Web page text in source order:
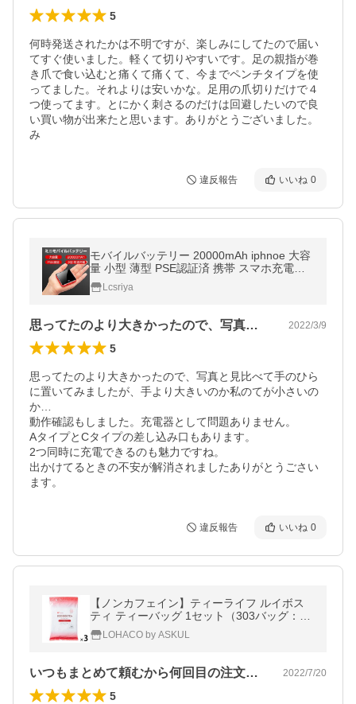
5
何時発送されたかは不明ですが、楽しみにしてたので届い
てすぐ使いました。軽くて切りやすいです。足の親指が巻
き爪で食い込むと痛くて痛くて、今までペンチタイプを使
ってました。それよりは安いかな。足用の爪切りだけで４
つ使ってます。とにかく刺さるのだけは回避したいので良
い買い物が出来たと思います。ありがとうございました。
み
違反報告 いいね 0
モバイルバッテリー 20000mAh iphnoe 大容
量 小型 薄型 PSE認証済 携帯 スマホ充電器
二台同時充電 残量表示 持ち運び iphone/And
roidLcsriya
思ってたのより大きかったので、写真と見… 2022/3/9
5
思ってたのより大きかったので、写真と見比べて手のひら
に置いてみましたが、手より大きいのか私のてが小さいの
か…
動作確認もしました。充電器として問題ありません。
AタイプとCタイプの差し込み口もあります。
2つ同時に充電できるのも魅力ですね。
出かけてるときの不安が解消されましたありがとうごさい
ます。
違反報告 いいね 0
【ノンカフェイン】ティーライフ ルイボス
ティ ティーバッグ 1セット（303バッグ：10
1バッグ入×3袋）
LOHACO by ASKUL
いつもまとめて頼むから何回目の注文か忘… 2022/7/20
5